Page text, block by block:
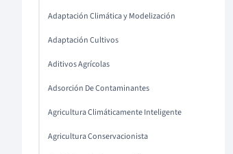
Adaptación Climática y Modelización
Adaptación Cultivos
Aditivos Agrícolas
Adsorción De Contaminantes
Agricultura Climáticamente Inteligente
Agricultura Conservacionista